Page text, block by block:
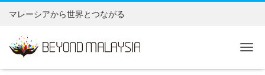
マレーシアから世界とつながる